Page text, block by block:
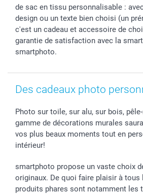
de sac en tissu personnalisable :
design ou un texte bien choisi (un
c'est un cadeau et accessoire de
garantie de satisfaction avec la
smartphoto.
Des cadeaux photo
Photo sur toile, sur alu, sur bois,
gamme de décorations murales
vos plus beaux moments tout en
intérieur!
smartphoto propose un vaste choix
originaux. De quoi faire plaisir à tous
produits phares sont notamment les